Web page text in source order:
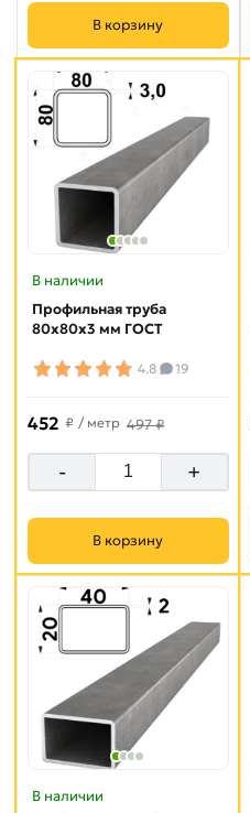
В корзину
В наличии
Профильная труба
80х80х3 мм ГОСТ
4.8 19
452 ₽ / метр 497 ₽
- +
В корзину
В наличии